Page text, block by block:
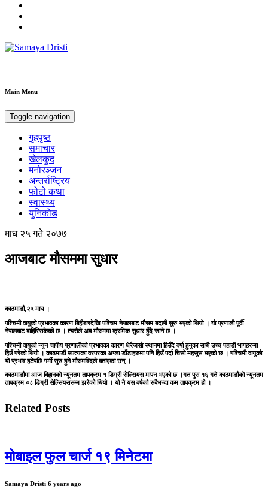
Main Menu
Toggle navigation
गृहपृष्ठ
समाचार
खेलकुद
मनोरञ्जन
अन्तर्राष्ट्रिय
फोटो कथा
स्वास्थ्य
युनिकोड
माघ २५ गते २०७७
आजबाट मौसममा सुधार
काठमाडौं,२५ माघ ।
पश्चिमी वायुको प्रभावका कारण बिहीबारदेखि पश्चिम नेपालबाट मौसम बदली सुरु भएको थियो । यो प्रणाली पूर्वी
नेपालबाट बाहिरिसकेको छ । त्यसैले अब मौसममा क्रमिक सुधार हुँदै जाने छ ।
पश्चिमी वायुको न्यून चापीय प्रणालीको प्रभावका कारण धेरैजसो स्थानमा हिउँदे वर्षा हुनुका साथै उच्च पहाडी भागहरुमा
हिउँ परेको थियो । काठमाडौं उपत्यका वरपरका अग्ला डाँडाहरुमा पनि हिउँ पर्दा चिसो महसुस भएको छ । पश्चिमी वायुको
यो प्रभाव हटेपछि गर्मी सुरु हुने मौसमविदले बताएका छन् ।
काठमाडौंमा आज बिहानको न्यूनतम तापक्रम १ डिग्री सेल्सियस मापन भएको छ ।गत पुस १६ गते काठमाडौंको न्यूनतम
तापक्रम ०८ डिग्री सेल्सियससम्म झरेको थियो । यो नै यस वर्षको सबैभन्दा कम तापक्रम हो ।
Related Posts
मोबाइल फुल चार्ज १९ मिनेटमा
Samaya Dristi 6 years ago